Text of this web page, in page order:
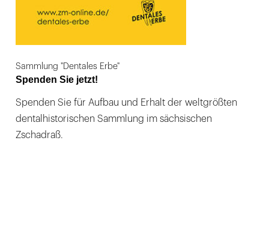
Sammlung "Dentales Erbe"
Spenden Sie jetzt!
Spenden Sie für Aufbau und Erhalt der weltgrößten
dentalhistorischen Sammlung im sächsischen
Zschadraß.